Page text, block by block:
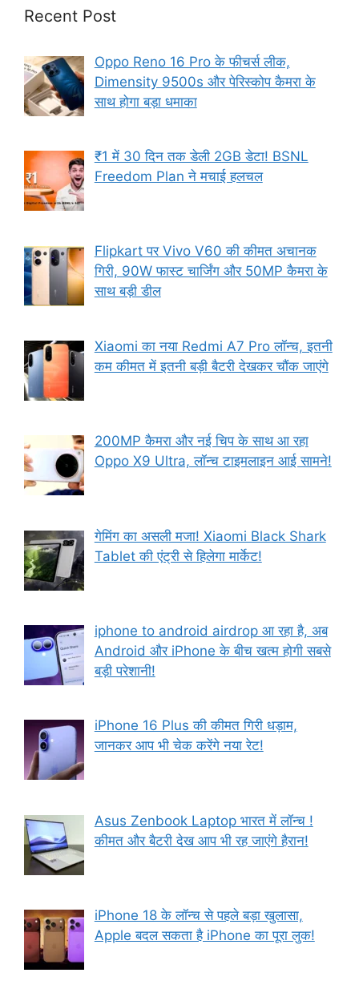
Recent Post
Oppo Reno 16 Pro के फीचर्स लीक,
Dimensity 9500s और पेरिस्कोप कैमरा के
साथ होगा बड़ा धमाका
₹1 में 30 दिन तक डेली 2GB डेटा! BSNL
Freedom Plan ने मचाई हलचल
Flipkart पर Vivo V60 की कीमत अचानक
गिरी, 90W फास्ट चार्जिंग और 50MP कैमरा के
साथ बड़ी डील
Xiaomi का नया Redmi A7 Pro लॉन्च, इतनी
कम कीमत में इतनी बड़ी बैटरी देखकर चौंक जाएंगे
200MP कैमरा और नई चिप के साथ आ रहा
Oppo X9 Ultra, लॉन्च टाइमलाइन आई सामने!
गेमिंग का असली मजा! Xiaomi Black Shark
Tablet की एंट्री से हिलेगा मार्केट!
iphone to android airdrop आ रहा है, अब
Android और iPhone के बीच खत्म होगी सबसे
बड़ी परेशानी!
iPhone 16 Plus की कीमत गिरी धड़ाम,
जानकर आप भी चेक करेंगे नया रेट!
Asus Zenbook Laptop भारत में लॉन्च !
कीमत और बैटरी देख आप भी रह जाएंगे हैरान!
iPhone 18 के लॉन्च से पहले बड़ा खुलासा,
Apple बदल सकता है iPhone का पूरा लुक!